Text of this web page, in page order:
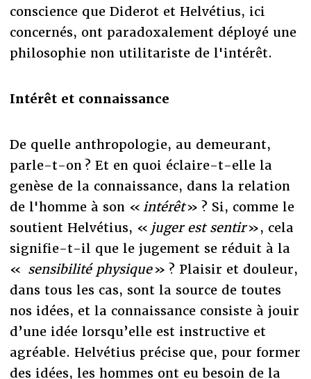
conscience que Diderot et Helvétius, ici
concernés, ont paradoxalement déployé une
philosophie non utilitariste de l'intérêt.
Intérêt et connaissance
De quelle anthropologie, au demeurant,
parle-t-on ? Et en quoi éclaire-t-elle la
genèse de la connaissance, dans la relation
de l'homme à son « intérêt» ? Si, comme le
soutient Helvétius, « juger est sentir», cela
signifie-t-il que le jugement se réduit à la
« sensibilité physique» ? Plaisir et douleur,
dans tous les cas, sont la source de toutes
nos idées, et la connaissance consiste à jouir
d’une idée lorsqu’elle est instructive et
agréable. Helvétius précise que, pour former
des idées, les hommes ont eu besoin de la